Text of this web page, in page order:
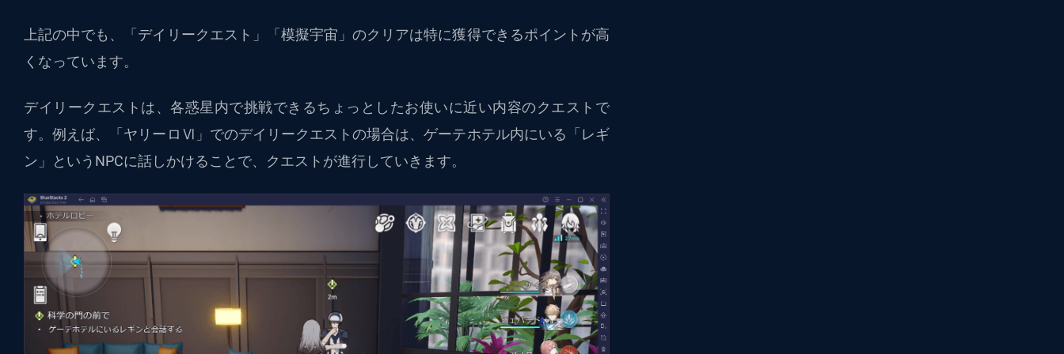
上記の中でも、「デイリークエスト」「模擬宇宙」のクリアは特に獲得できるポイントが高
くなっています。
デイリークエストは、各惑星内で挑戦できるちょっとしたお使いに近い内容のクエストで
す。例えば、「ヤリーロⅥ」でのデイリークエストの場合は、ゲーテホテル内にいる「レギ
ン」というNPCに話しかけることで、クエストが進行していきます。